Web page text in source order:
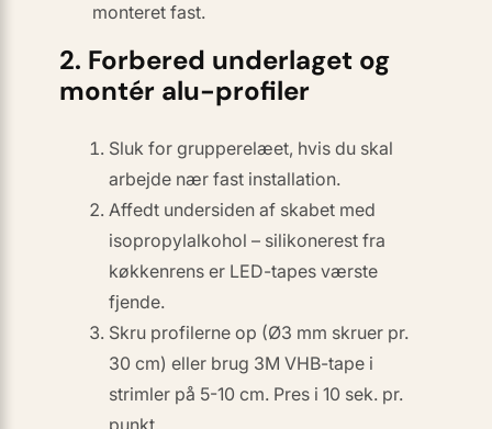
monteret fast.
2. Forbered underlaget og
montér alu-profiler
Sluk for grupperelæet, hvis du skal
arbejde nær fast installation.
Affedt undersiden af skabet med
isopropylalkohol – silikonerest fra
køkkenrens er LED-tapes værste
fjende.
Skru profilerne op (Ø3 mm skruer pr.
30 cm)eller brug 3M VHB-tape i
strimler på 5-10 cm. Pres i 10 sek. pr.